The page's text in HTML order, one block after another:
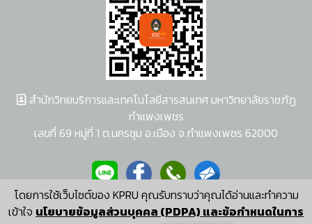
โดยการใช้เว็บไซต์ของ KPRU คุณรับทราบว่าคุณได้อ่านและทำความ
เข้าใจ นโยบายข้อมูลส่วนบุคคล (PDPA) และข้อกำหนดในการ
สำนักวิทยบริการและเทคโนโลยีสารสนเทศ มหาวิทยาลัยราชภัฏ
กำแพงเพชร
เลขที่ 69 หมู่ที่ 1 ต.นครชุม อ.เมือง จ.กำแพงเพชร 62000
ผู้พัฒนาระบบ อนุชา พวงผกา